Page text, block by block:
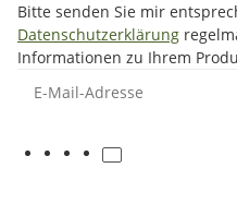
Bitte senden Sie mir
Datenschutzerklärung
Informationen zu Ihrem